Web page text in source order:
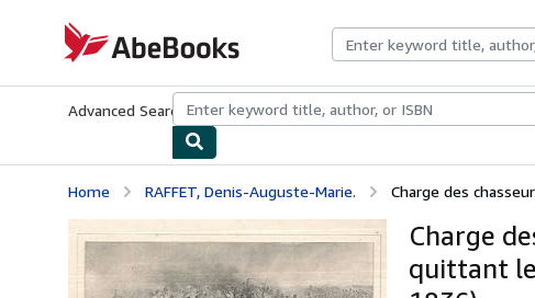
AbeBooks.com
Advanced Search Browse CollectionsRare BooksArt & Collectibles
Home RAFFET, Denis-Auguste-Marie. Charge des
Charge
quittant